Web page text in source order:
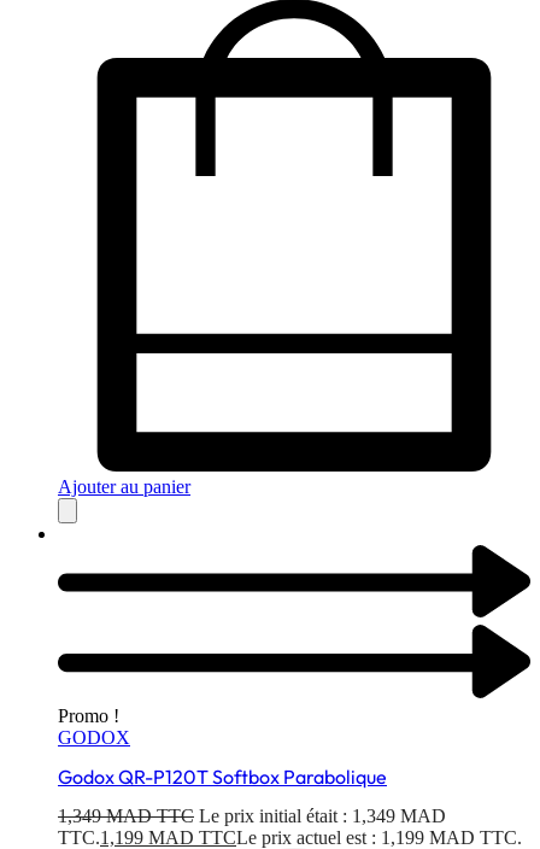
Ajouter au panier
Promo !
GODOX
Godox QR-P120T Softbox Parabolique
1,349MAD TTC Le prix initial était : 1,349 MAD
TTC.1,199 MAD TTCLe prix actuel est : 1,199 MAD TTC.